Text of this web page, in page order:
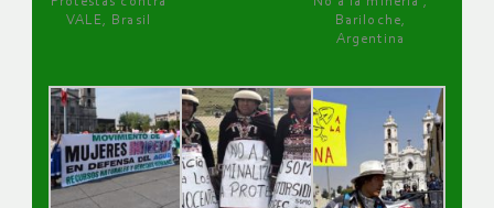
VALE, Brasil
Bariloche,
Argentina